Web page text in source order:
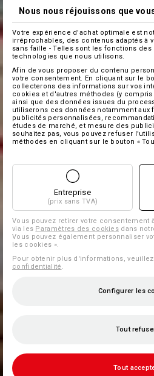
Nous nous réjouissons que
Votre expérience d'achat optimale est
irréprochables, des contenus adaptés à
sans faille - Telles sont les fonctions
technologies que nous utilisons.
Afin de vous proposer du contenu
votre consentement. En cliquant sur le
collecterons des informations sur vos
cookies et d'autres méthodes (y compris
ainsi que des données issues du
utiliserons ces données notamment aux
publicités personnalisées,
études de marché, et mesure des
souhaitez pas, vous pouvez refuser
méthodes en cliquant sur le bouton «
Entreprise
(prix sans TVA)
Vous pouvez retirer votre consentement
via les Paramètres des cookies dans
Vous pouvez également personnaliser
les cookies ».
Pour obtenir plus d'informations,
confidentialité
Configurer les
Tout
Tout